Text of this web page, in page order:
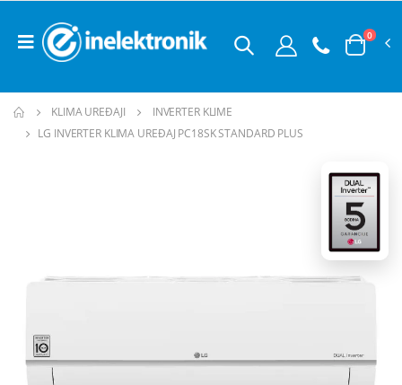
0
KLIMA UREĐAJI
INVERTER KLIME
LG INVERTER KLIMA UREĐAJ PC18SK STANDARD PLUS